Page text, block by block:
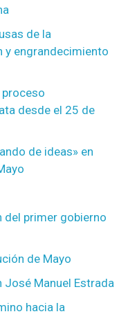
de la
y engrandecimiento
desde el 25 de
de ideas» en
del primer gobierno
de Mayo
José Manuel Estrada
hacia la